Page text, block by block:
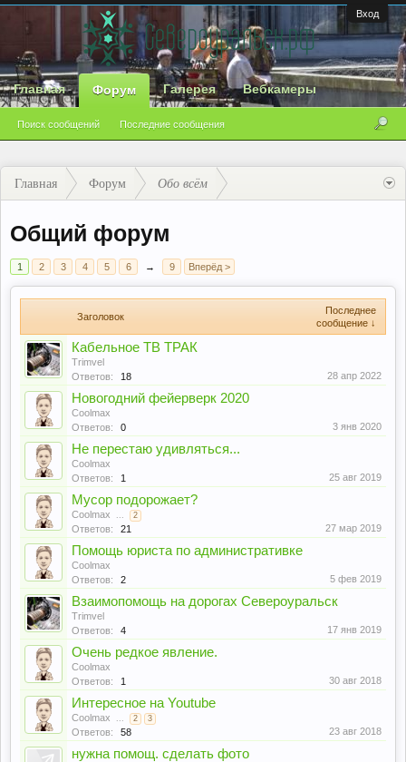
Вход
Главная Форум
Поиск сообщений Последние сообщения
Галерея Вебкамеры
Главная Форум Обо всём
Общий форум
1 2 3 4 5 6 → 9 Вперёд >
Заголовок
Последнее
сообщение ↓
Кабельное ТВ ТРАК
Trimvel
Ответов:
18 28 апр 2022
Новогодний фейерверк 2020
Coolmax
Ответов:
0 3 янв 2020
Не перестаю удивляться...
Coolmax
Ответов:
1 25 авг 2019
Мусор подорожает?
Coolmax ... 2
Ответов: 21 27 мар 2019
Помощь юриста по административке
Coolmax
Ответов:
2 5 фев 2019
Взаимопомощь на дорогах Североуральск
Trimvel
Ответов:
4 17 янв 2019
Очень редкое явление.
Coolmax
Ответов:
1 30 авг 2018
Интересное на Youtube
Coolmax ... 2 3
Ответов: 58 23 авг 2018
нужна помощ. сделать фото